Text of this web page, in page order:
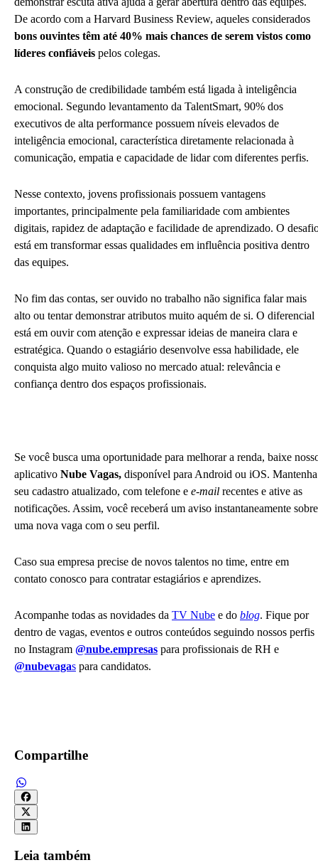
De acordo com a Harvard Business Review, aqueles considerados
bons ouvintes têm até 40% mais chances de serem vistos como
líderes confiáveis pelos colegas.
A construção de credibilidade também está ligada à inteligência
emocional. Segundo levantamento da TalentSmart, 90% dos
executivos de alta performance possuem níveis elevados de
inteligência emocional, característica diretamente relacionada à
comunicação, empatia e capacidade de lidar com diferentes perfis.
Nesse contexto, jovens profissionais possuem vantagens
importantes, principalmente pela familiaridade com ambientes
digitais, rapidez de adaptação e facilidade de aprendizado. O
está em transformar essas qualidades em influência positiva dentro
das equipes.
No fim das contas, ser ouvido no trabalho não significa falar mais
alto ou tentar demonstrar atributos muito aquém de si. O diferencial
está em ouvir com atenção e expressar ideias de maneira clara e
estratégica. Quando o estagiário desenvolve essa habilidade, ele
conquista algo muito valioso no mercado atual: relevância e
confiança dentro dos espaços profissionais.
Se você busca uma oportunidade para melhorar a renda, baixe
aplicativo Nube Vagas, disponível para Android ou iOS. Mantenha
seu cadastro atualizado, com telefone e e-mail recentes e ative as
notificações. Assim, você receberá um aviso instantaneamente sobre
uma nova vaga com o seu perfil.
Caso sua empresa precise de novos talentos no time, entre em
contato conosco para contratar estagiários e aprendizes.
Acompanhe todas as novidades da TV Nube e do blog. Fique por
dentro de vagas, eventos e outros conteúdos seguindo nossos perfis
no Instagram @nube.empresas para profissionais de RH e
@nubevagas para candidatos.
Compartilhe
Leia também